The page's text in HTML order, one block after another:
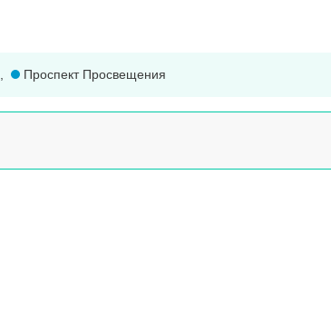
Проспект Просвещения